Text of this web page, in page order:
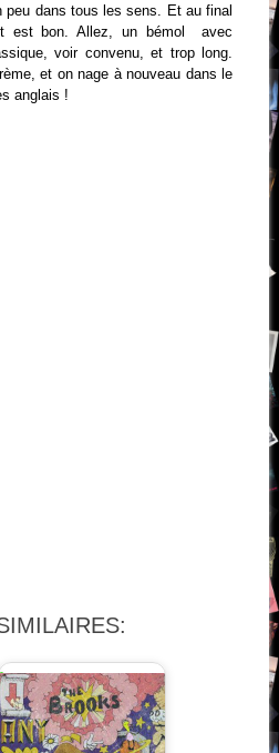
peu dans tous les sens. Et au final
est bon. Allez, un bémol avec
voir convenu, et trop long.
et on nage à nouveau dans le
anglais !